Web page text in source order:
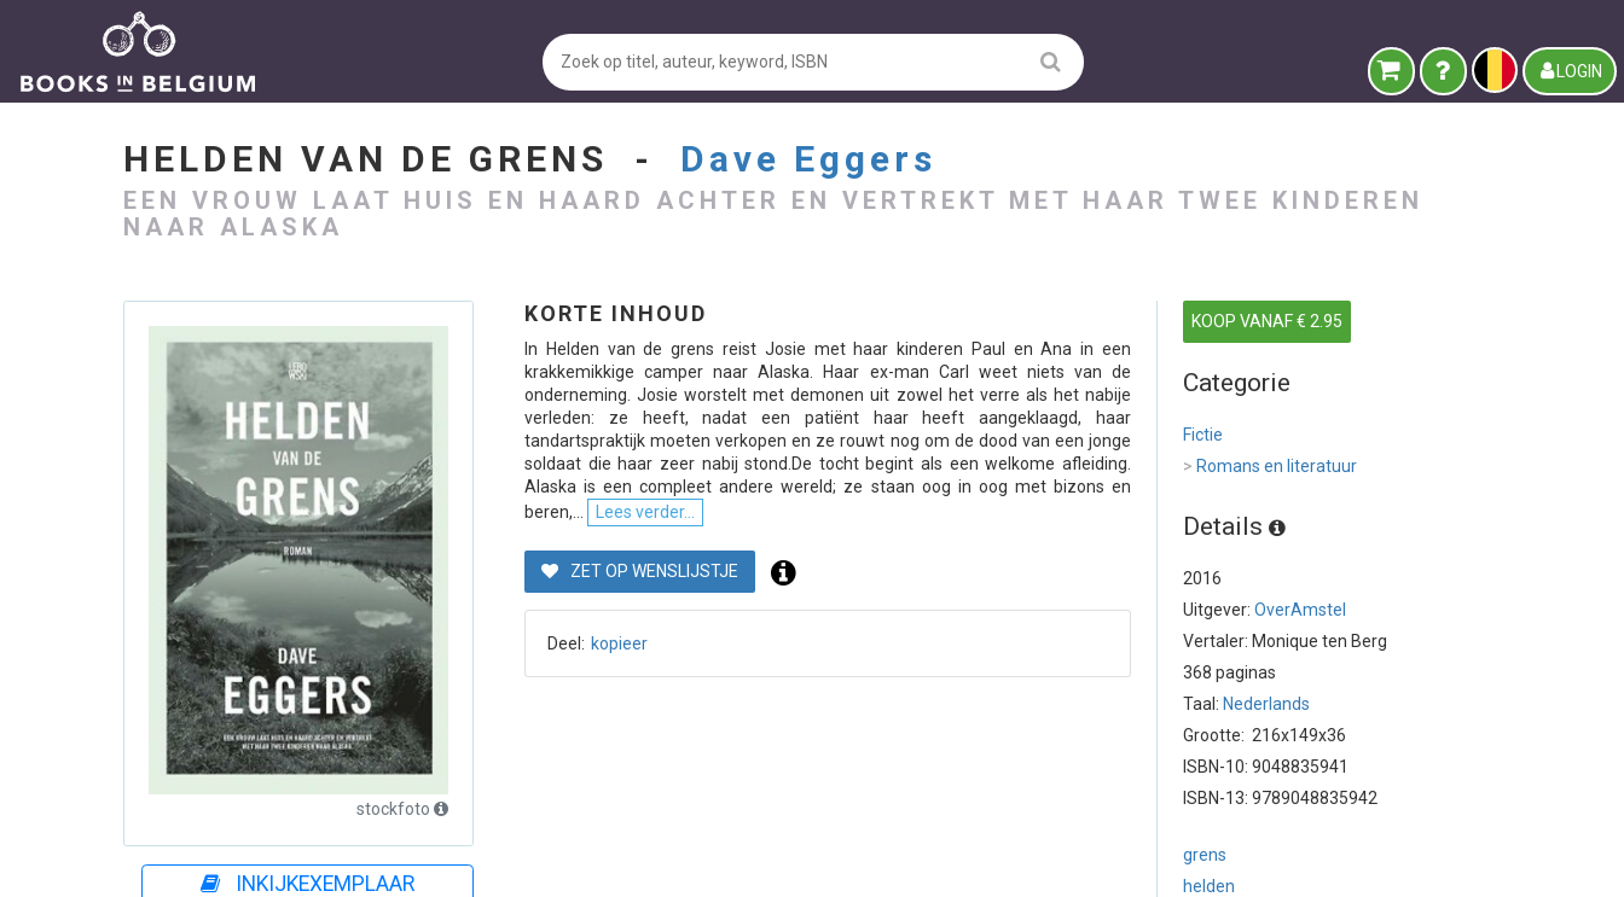
LOGIN
HELDEN VAN DE GRENS - Dave Eggers
EEN VROUW LAAT HUIS EN HAARD ACHTER EN VERTREKT MET HAAR TWEE KINDEREN
NAAR ALASKA
stockfoto
INKIJKEXEMPLAAR
KORTE INHOUD
In Helden van de grens reist Josie met haar kinderen Paul en Ana in een
krakkemikkige camper naar Alaska. Haar ex-man Carl weet niets van de
onderneming. Josie worstelt met demonen uit zowel het verre als het nabije
verleden: ze heeft, nadat een patiënt haar heeft aangeklaagd, haar
tandartspraktijk moeten verkopen en ze rouwt nog om de dood van een jonge
soldaat die haar zeer nabij stond.De tocht begint als een welkome afleiding.
Alaska is een compleet andere wereld; ze staan oog in oog met bizons en
beren,...
Lees verder...
ZET OP WENSLIJSTJE
Deel: kopieer
KOOP VANAF € 2.95
Categorie
Fictie
> Romans en literatuur
Details
2016
Uitgever: OverAmstel
Vertaler: Monique ten Berg
368 paginas
Taal: Nederlands
Grootte: 216x149x36
ISBN-10: 9048835941
ISBN-13: 9789048835942
grens
helden